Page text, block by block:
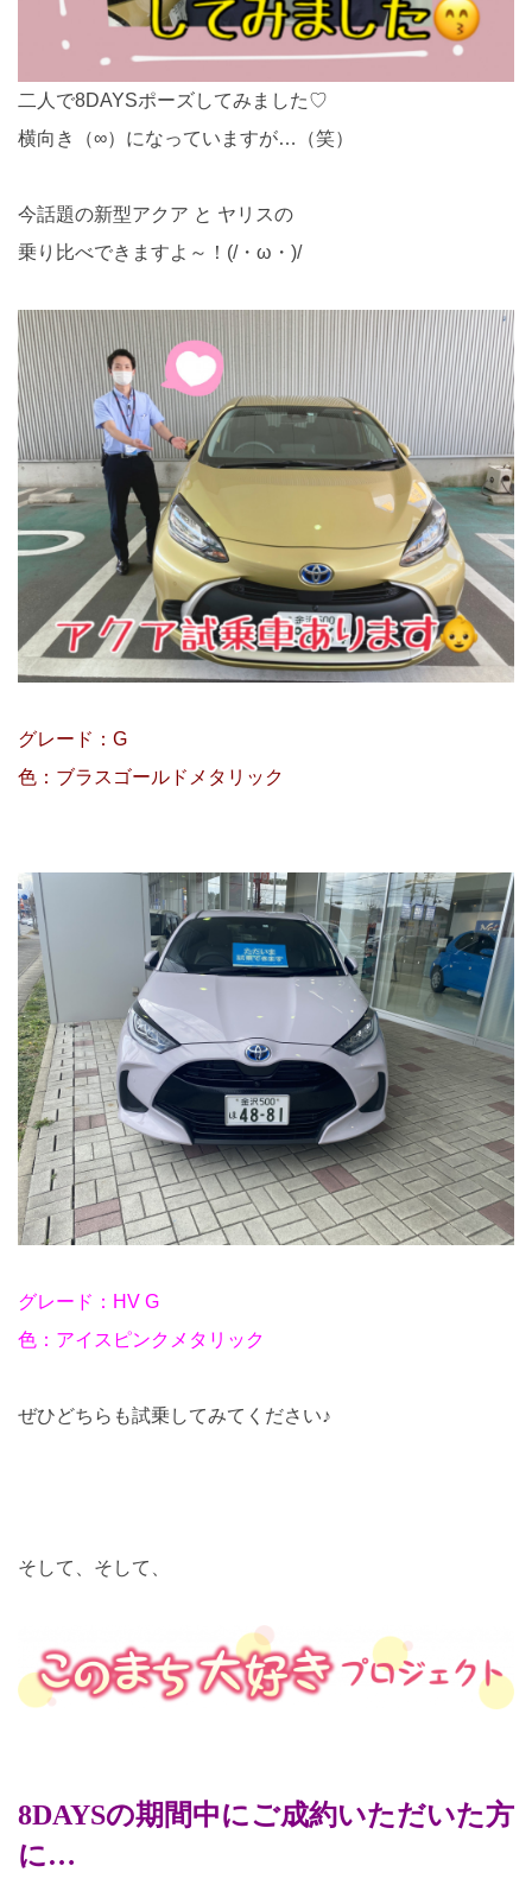
二人で8DAYSポーズしてみました♡
横向き（∞）になっていますが…（笑）
今話題の新型アクア と ヤリスの
乗り比べできますよ～！(/・ω・)/
グレード：G
色：ブラスゴールドメタリック
グレード：HV G
色：アイスピンクメタリック
ぜひどちらも試乗してみてください♪
そして、そして、
8DAYSの期間中にご成約いただいた方
に…